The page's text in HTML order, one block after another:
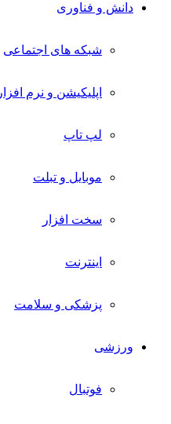
دانش و فناوری
شبکه های اجتماعی
اپلیکیشن و نرم افزار
لپ تاپ
موبایل و تبلت
سخت افزار
اینترنت
پزشکی و سلامت
ورزشی
فوتبال